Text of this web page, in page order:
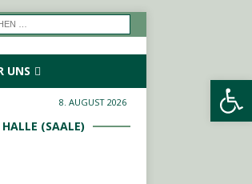
Werkzeugleiste öffnen
UNS
8. AUGUST 2026
(SAALE)